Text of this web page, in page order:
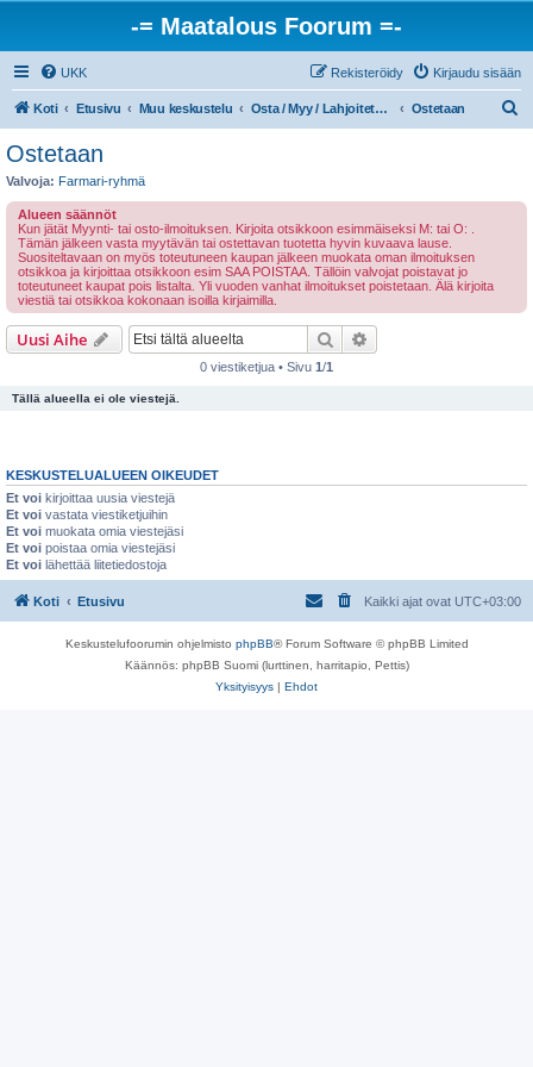
-= Maatalous Foorum =-
UKK Kirjaudu sisään
Rekisteröidy
Koti Etusivu Muu keskustelu Osta / Myy / Lahjoitetaan / Tarjotaan työtä Ostetaan
Ostetaan
Valvoja: Farmari-ryhmä
Alueen säännöt
Kun jätät Myynti- tai osto-ilmoituksen. Kirjoita otsikkoon esimmäiseksi M: tai O: .
Tämän jälkeen vasta myytävän tai ostettavan tuotetta hyvin kuvaava lause.
Suositeltavaan on myös toteutuneen kaupan jälkeen muokata oman ilmoituksen
otsikkoa ja kirjoittaa otsikkoon esim SAA POISTAA. Tällöin valvojat poistavat jo
toteutuneet kaupat pois listalta. Yli vuoden vanhat ilmoitukset poistetaan. Älä kirjoita
viestiä tai otsikkoa kokonaan isoilla kirjaimilla.
Uusi Aihe Etsi
0 viestiketjua • Sivu 1/1
Tällä alueella ei ole viestejä.
KESKUSTELUALUEEN OIKEUDET
Et voi kirjoittaa uusia viestejä
Et voi vastata viestiketjuihin
Et voi muokata omia viestejäsi
Et voi poistaa omia viestejäsi
Et voi lähettää liitetiedostoja
Koti Etusivu Kaikki ajat ovat UTC+03:00
Keskustelufoorumin ohjelmisto phpBB® Forum Software © phpBB Limited
Käännös: phpBB Suomi (lurttinen, harritapio, Pettis)
Yksityisyys | Ehdot